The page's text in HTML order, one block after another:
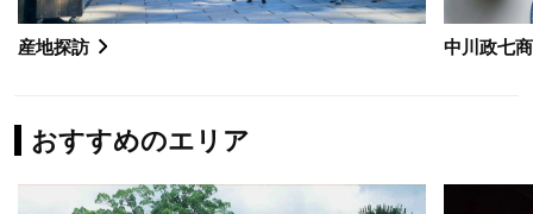
産地探訪 中川政七
おすすめのエリア